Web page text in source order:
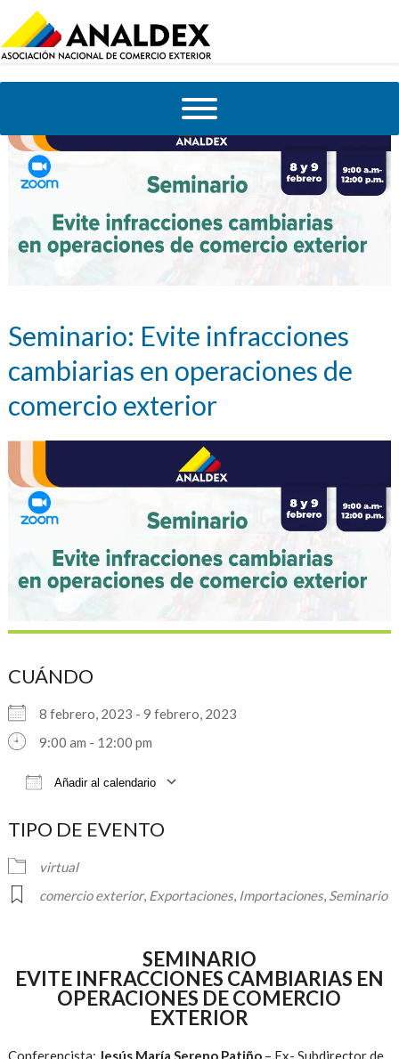
Seminario: Evite infracciones
cambiarias en operaciones de
comercio exterior
CUÁNDO
8 febrero, 2023 - 9 febrero, 2023
9:00 am - 12:00 pm
Añadir al calendario
TIPO DE EVENTO
virtual
comercio exterior, Exportaciones, Importaciones, Seminario
SEMINARIO
EVITE INFRACCIONES CAMBIARIAS EN
OPERACIONES DE COMERCIO
EXTERIOR